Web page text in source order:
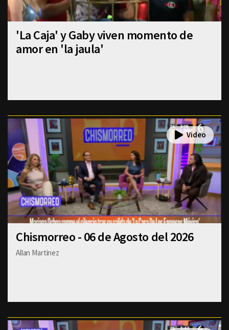
'La Caja' y Gaby viven momento de
amor en 'la jaula'
Chismorreo - 06 de Agosto del 2026
Allan Martinez